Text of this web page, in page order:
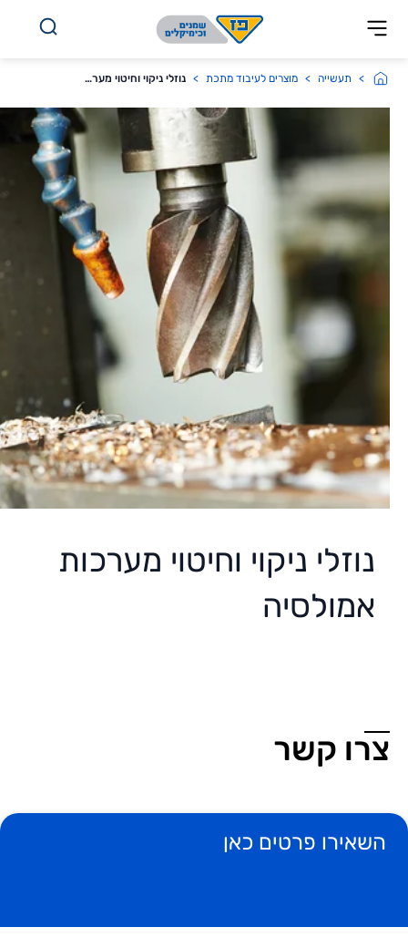
תעשייה מוצרים לעיבוד מתכת נוזלי ניקוי וחיטוי מערכות אמולסיה
נוזלי ניקוי וחיטוי מערכות
אמולסיה
צרו קשר
השאירו פרטים כאן
יש
שגיאה
לתקן